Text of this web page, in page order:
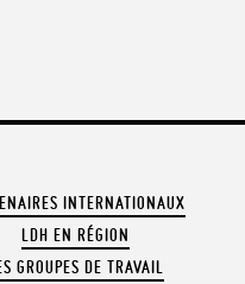
INTERNATIONAUX
LDH EN RÉGION
GROUPES DE TRAVAIL